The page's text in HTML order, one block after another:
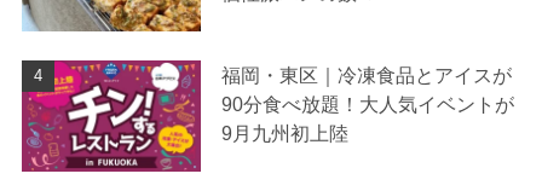
福岡・東区｜冷凍食品とアイスが
90分食べ放題！大人気イベントが
9月九州初上陸